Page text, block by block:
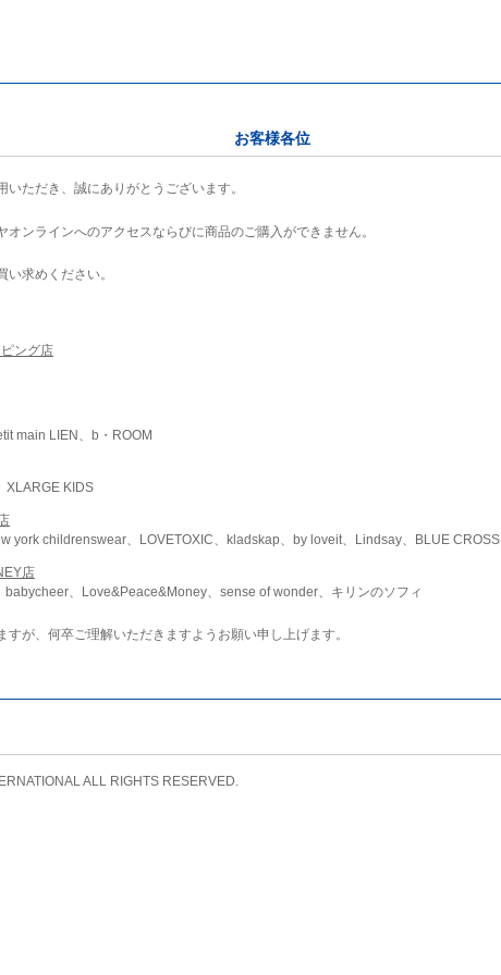
お客様各位
ただき、誠にありがとうございます。
ンラインへのアクセスならびに商品のご購入ができません。
求めください。
ング店
main LIEN、b・ROOM
XLARGE KIDS
york childrenswear、LOVETOXIC、kladskap、by loveit、Lindsay、BLUE CROSS
店
、Love&Peace&Money、sense of wonder、キリンのソフィ
が、何卒ご理解いただきますようお願い申し上げます。